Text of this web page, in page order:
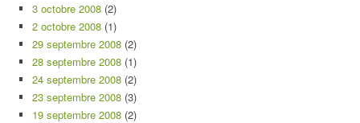
3 octobre 2008 (2)
2 octobre 2008 (1)
29 septembre 2008 (2)
28 septembre 2008 (1)
24 septembre 2008 (2)
23 septembre 2008 (3)
19 septembre 2008 (2)